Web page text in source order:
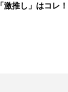
激推し」はコレ